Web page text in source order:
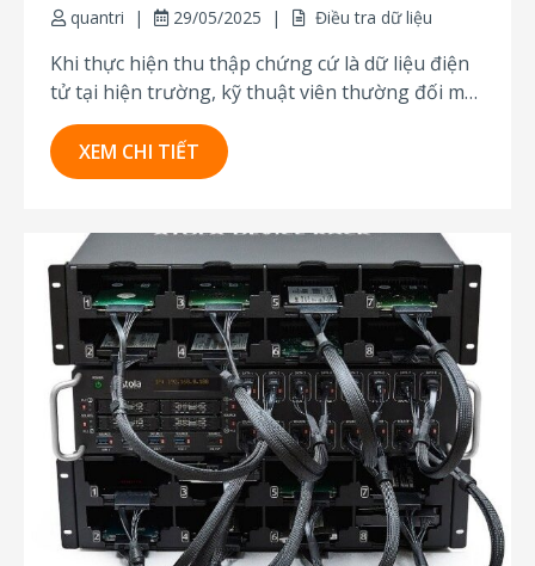
quantri 29/05/2025 Điều tra dữ liệu
Khi thực hiện thu thập chứng cứ là dữ liệu điện
tử tại hiện trường, kỹ thuật viên thường đối mặt
với tình huống có rất nhiều ổ cứng cần xử lý
ngay lập tức. Việc tháo gỡ, vận chuyển, sau đó
tạo ảnh và phân tích thủ công...
XEM CHI TIẾT